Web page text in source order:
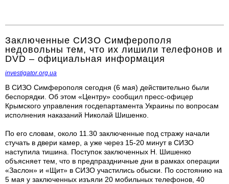
Заключенные СИЗО Симферополя
недовольны тем, что их лишили телефонов и
DVD – официальная информация
investigator.org.ua
В СИЗО Симферополя сегодня (6 мая) действительно были
беспорядки. Об этом «Центру» сообщил пресс-офицер
Крымского управления госдепартамента Украины по вопросам
исполнения наказаний Николай Шишенко.
По его словам, около 11.30 заключенные под стражу начали
стучать в двери камер, а уже через 15-20 минут в СИЗО
наступила тишина. Поступок заключенных Н. Шишенко
объясняет тем, что в предпраздничные дни в рамках операции
«Заслон» и «Щит» в СИЗО участились обыски. По состоянию на
5 мая у заключенных изъяли 20 мобильных телефонов, 40